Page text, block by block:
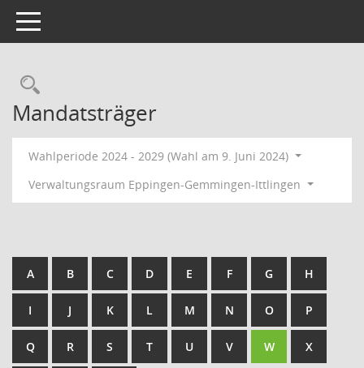
Toggle navigation
Rechercheauswahl
Mandatsträger
Wahlperiode 2024 - 2029 (Wahl am 9. Juni 2024)
Verwaltungsraum Eppingen-Gemmingen-Ittlingen
A B C D E F G H
I J K L M N O P
Q R S T U V W X